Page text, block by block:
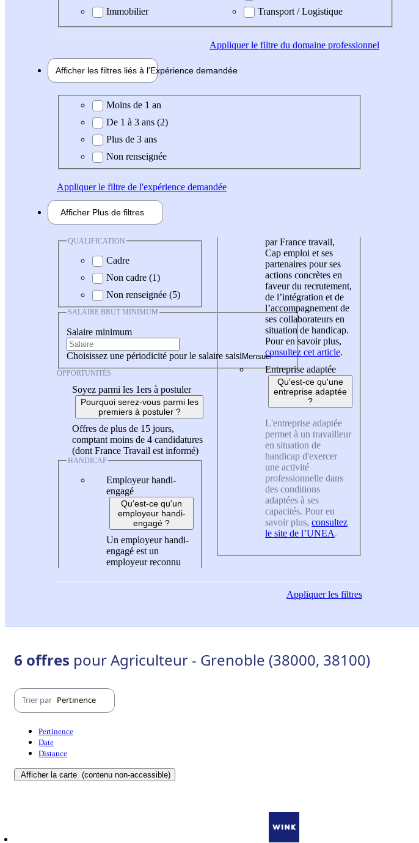
Immobilier
Transport / Logistique
Appliquerle filtre du domaine professionnel
Afficher les filtres liés à l'Expérience demandée
Expérience demandée
Moins de 1 an
De 1 à 3 ans (2)
Plus de 3 ans
Non renseignée
Appliquerle filtre de l'expérience demandée
Afficher Plus de filtres
QUALIFICATION
Cadre
Non cadre (1)
Non renseignée (5)
SALAIRE BRUT MINIMUM
Salaire minimum
Choisissez une périodicité pour le salaire saisi
OPPORTUNITÉS
Soyez parmi les 1ers à postuler
Pourquoi serez-vous parmi les
premiers à postuler ?
Offres de plus de 15 jours,
comptant moins de 4 candidatures
(dont France Travail est informé)
HANDICAP
Employeur handi-
engagé
Qu'est-ce qu'un
employeur handi-
engagé ?
Un employeur handi-
engagé est un
employeur reconnu
par France travail,
Cap emploi et ses
partenaires pour ses
actions concrètes en
faveur du recrutement,
de l’intégration et de
l’accompagnement de
ses collaborateurs en
situation de handicap.
Pour en savoir plus,
consultez cet article.
Entreprise adaptée
Qu'est-ce qu'une
entreprise adaptée
?
L'entreprise adaptée
permet à un travailleur
en situation de
handicap d'exercer
une activité
professionnelle dans
des conditions
adaptées à ses
capacités. Pour en
savoir plus, consultez
le site de l’UNEA.
Appliquerles filtres
6 offres pour Agriculteur - Grenoble (38000, 38100)
Trier par Pertinence
Pertinence
Date
Distance
Afficher la carte (contenu non-accessible)